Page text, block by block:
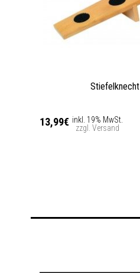
Stiefelknecht
13,99€ inkl. 19% MwSt.
zzgl. Versand